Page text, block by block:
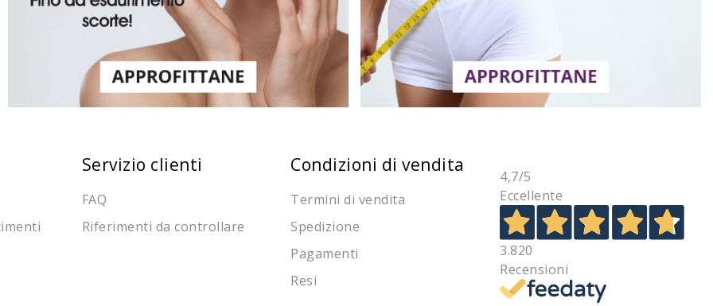
Servizio clienti
FAQ
Riferimenti da controllare
Condizioni di vendita
Termini di vendita
Spedizione
Pagamenti
Resi
4,7/5
Eccellente
3.820
Recensioni